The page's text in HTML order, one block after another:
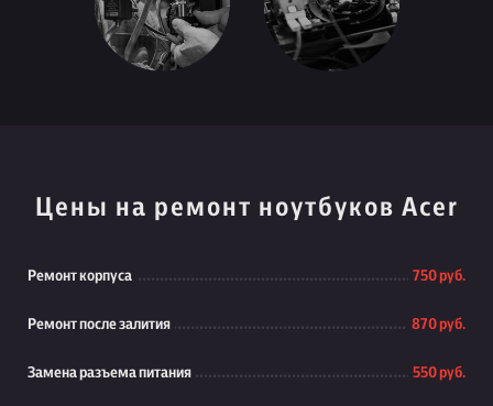
Цены на ремонт ноутбуков Acer
Ремонт корпуса 750 руб.
Ремонт после залития 870 руб.
Замена разъема питания 550 руб.